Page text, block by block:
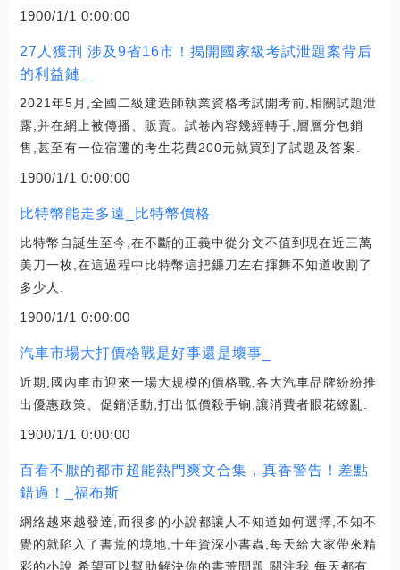
1900/1/1 0:00:00
27人獲刑 涉及9省16市！揭開國家級考試泄題案背后
的利益鏈_
2021年5月,全國二級建造師執業資格考試開考前,相關試題泄
露,并在網上被傳播、販賣。試卷內容幾經轉手,層層分包銷
售,甚至有一位宿遷的考生花費200元就買到了試題及答案.
1900/1/1 0:00:00
比特幣能走多遠_比特幣價格
比特幣自誕生至今,在不斷的正義中從分文不值到現在近三萬
美刀一枚,在這過程中比特幣這把鐮刀左右揮舞不知道收割了
多少人.
1900/1/1 0:00:00
汽車市場大打價格戰是好事還是壞事_
近期,國內車市迎來一場大規模的價格戰,各大汽車品牌紛紛推
出優惠政策、促銷活動,打出低價殺手锏,讓消費者眼花繚亂.
1900/1/1 0:00:00
百看不厭的都市超能熱門爽文合集，真香警告！差點
錯過！_福布斯
網絡越來越發達,而很多的小說都讓人不知道如何選擇,不知不
覺的就陷入了書荒的境地,十年資深小書蟲,每天給大家帶來精
彩的小說,希望可以幫助解決你的書荒問題,關注我,每天都有